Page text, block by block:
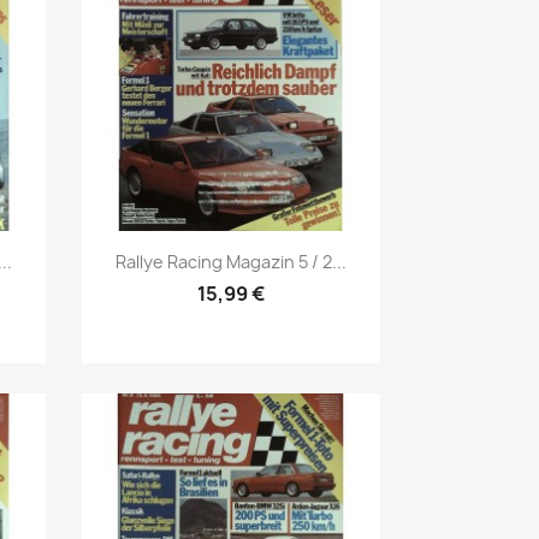
Mein schöner
Garten
selber machen
Selbst ist der
Mann
SONSTIGE
Sonstige
Vorschau
Rallye Racing Magazin 5 / 2...
15,99 €